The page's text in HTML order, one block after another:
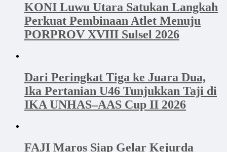
KONI Luwu Utara Satukan Langkah
Perkuat Pembinaan Atlet Menuju
PORPROV XVIII Sulsel 2026
Dari Peringkat Tiga ke Juara Dua,
Ika Pertanian U46 Tunjukkan Taji di
IKA UNHAS–AAS Cup II 2026
FAJI Maros Siap Gelar Kejurda